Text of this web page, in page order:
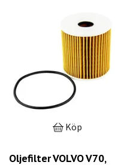
Köp
Oljefilter VOLVO V70,